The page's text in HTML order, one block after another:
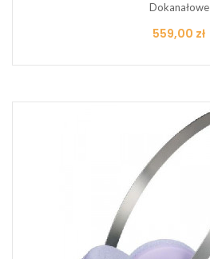
Dokanałowe
Cena
559,00 zł